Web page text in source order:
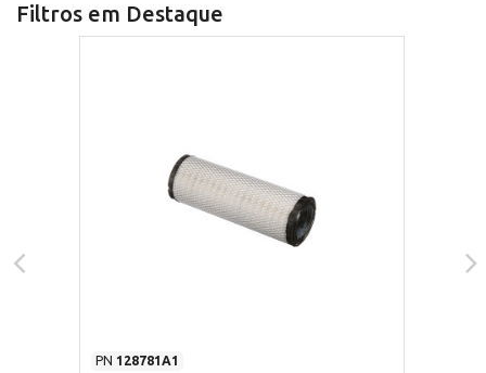
Filtros em Destaque
PN 128781A1